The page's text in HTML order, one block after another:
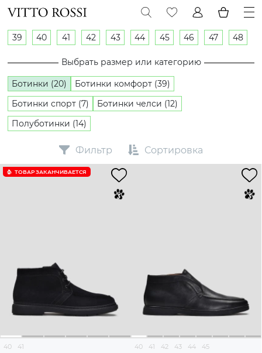
39 40 41 42 43 44 45 46 47 48
Выбрать размер или категорию
Ботинки (20)
Ботинки комфорт (39)
Ботинки спорт (7)
Ботинки челси (12)
Полуботинки (14)
Фильтр Сортировка
ТОВАР ЗАКАНЧИВАЕТСЯ
40 41 40 41 42 43 44 45